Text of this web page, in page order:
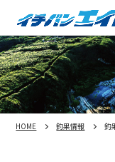
HOME 釣果情報 釣